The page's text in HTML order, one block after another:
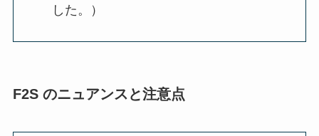
した。）
F2S のニュアンスと注意点